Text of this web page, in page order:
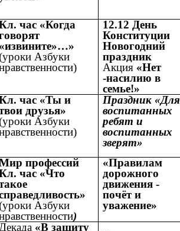
час «Когда
«извините»…»
Азбуки
12.12 День
Конституции
Новогодний
праздник
Акция «Нет
-насилию в
семье!»
час «Ты и
друзья»
Азбуки
Праздник «Для
воспитанных
ребят и
воспитанных
зверят»
профессий
час «Что
Азбуки
)
«Правилам
дорожного
движения -
почёт и
уважение»
Декада «В защиту